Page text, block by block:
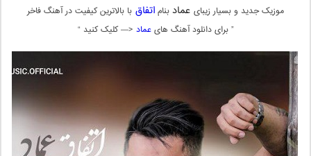
موزیک جدید و بسیار زیبای عماد بناماتفاق با بالاترین کیفیت در آهنگ فاخر
” برای دانلود آهنگ هایعماد <— کلیک کنید “